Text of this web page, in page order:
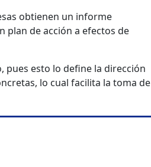
obtienen un informe
plan de acción a efectos de
pues esto lo define la dirección
lo cual facilita la toma de